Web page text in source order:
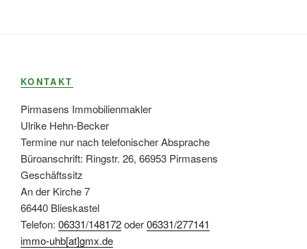
KONTAKT
Pirmasens Immobilienmakler
Ulrike Hehn-Becker
Termine nur nach telefonischer Absprache
Büroanschrift: Ringstr. 26, 66953 Pirmasens
Geschäftssitz
An der Kirche 7
66440 Blieskastel
Telefon: 06331/148172oder06331/277141
immo-uhb[at]gmx.de